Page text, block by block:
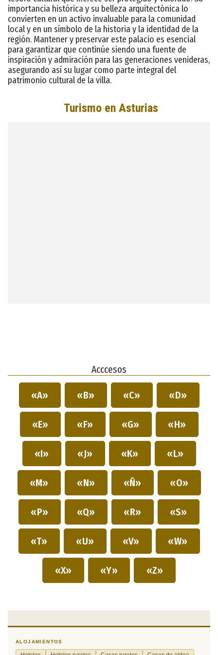
importancia histórica y su belleza arquitectónica lo
convierten en un activo invaluable para la comunidad
local y en un símbolo de la historia y la identidad de la
región. Mantener y preservar este palacio es esencial
para garantizar que continúe siendo una fuente de
inspiración y admiración para las generaciones venideras,
asegurando así su lugar como parte integral del
patrimonio cultural de la villa.
Acccesos
«A» «B» «C» «D»
«E» «F» «G» «H»
«I» «J» «K» «L»
«M» «N» «Ñ» «O»
«P» «Q» «R» «S»
«T» «U» «V» «W»
«X» «Y» «Z»